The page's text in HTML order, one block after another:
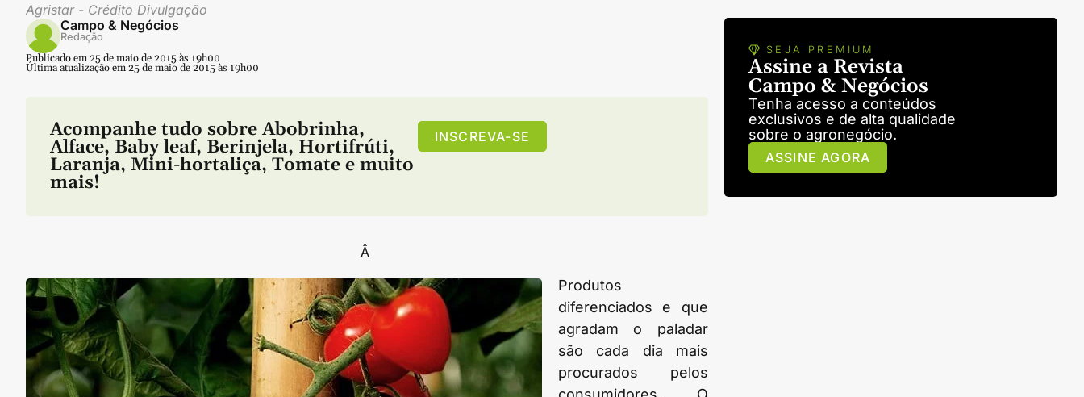
Agristar - Crédito Divulgação
Campo & Negócios
Redação
Publicado em 25 de maio de 2015 às 19h00
Última atualização em 25 de maio de 2015 às 19h00
Acompanhe tudo sobre Abobrinha,
Alface, Baby leaf, Berinjela, Hortifrúti,
Laranja, Mini-hortaliça, Tomate e muito
mais!
INSCREVA-SE
Â
Produtos
diferenciados e que
agradam o paladar
são cada dia mais
procurados pelos
SEJA PREMIUM
Assine a Revista
Campo & Negócios
Tenha acesso a conteúdos
exclusivos e de alta qualidade
sobre o agronegócio.
ASSINE AGORA